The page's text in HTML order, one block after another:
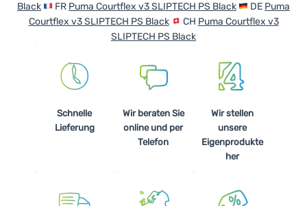
Black
FR Puma Courtflex v3 SLIPTECH PS Black DE Puma
Courtflex v3 SLIPTECH PS Black
CH Puma Courtflex v3
SLIPTECH PS Black
Schnelle
Lieferung
Wir beraten Sie
online und per
Telefon
Wir stellen
unsere
Eigenprodukte
her